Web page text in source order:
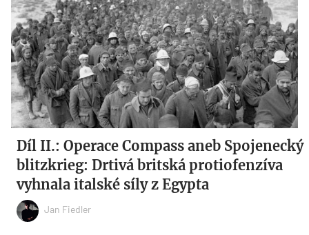
Díl II.: Operace Compass aneb Spojenecký
blitzkrieg: Drtivá britská protiofenzíva
vyhnala italské síly z Egypta
Jan Fiedler